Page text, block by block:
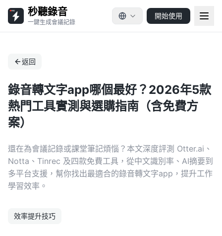
秒聽錄音
一鍵生成會議記錄
開始使用
返回
錄音轉文字app哪個最好？2026年5款
熱門工具實測與選購指南（含免費方
案）
還在為會議記錄或課堂筆記煩惱？本文深度評測 Otter.ai、
Notta、Tinrec 及四款免費工具，從中文識別率、AI摘要到
多平台支援，幫你找出最適合的錄音轉文字app，提升工作
學習效率。
效率提升技巧